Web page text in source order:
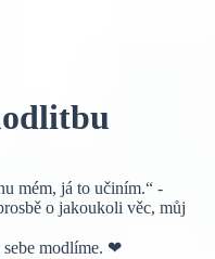
mém, já to učiním.“ -
o jakoukoli věc, můj
sebe modlíme. ❤